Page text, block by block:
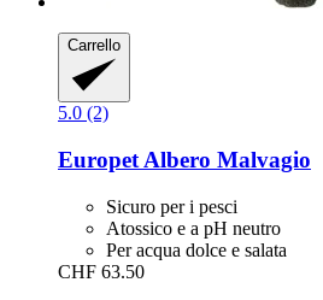
Carrello
5.0 (2)
Europet Albero Malvagio
Sicuro per i pesci
Atossico e a pH neutro
Per acqua dolce e salata
CHF 63.50